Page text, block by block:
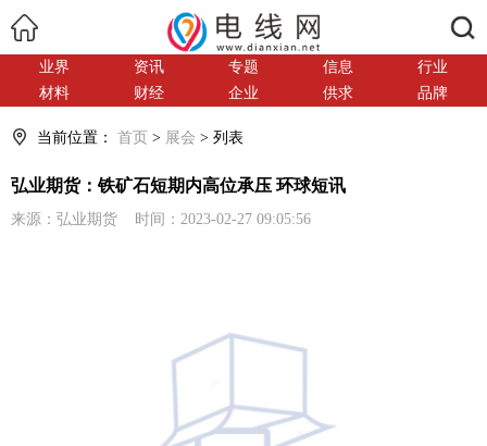
业界 资讯 专题 信息
行业
材料
财经 企业 供求 品牌
当前位置： 首页 > 展会 > 列表
弘业期货：铁矿石短期内高位承压 环球短讯
来源：弘业期货 时间：2023-02-27 09:05:56